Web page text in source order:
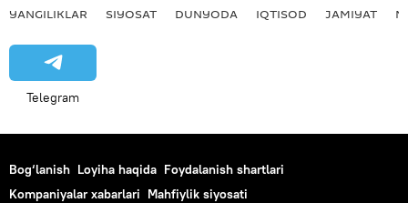
YANGILIKLAR SIYOSAT DUNYODA IQTISOD JAMIYAT
Telegram
Bog‘lanish Loyiha haqida Foydalanish shartlari
Kompaniyalar xabarlari Mahfiylik siyosati